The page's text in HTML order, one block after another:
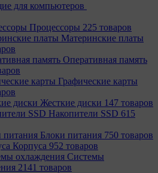
для компьютеров
Процессоры 225 товаров
Материнcкие платы
Оперативная память
Графические карты
Жесткие диски 147 товаров
Накопители SSD 615
Блоки питания 750 товаров
Корпуса 952 товаров
Системы
2141 товаров